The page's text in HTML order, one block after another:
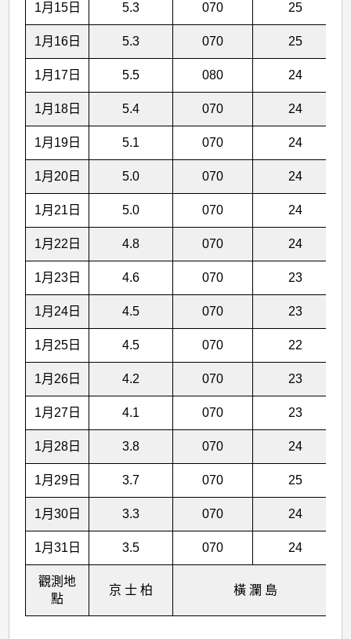
1月15日 5.3 070 25
1月16日 5.3 070 25
1月17日 5.5 080 24
1月18日 5.4 070 24
1月19日 5.1 070 24
1月20日 5.0 070 24
1月21日 5.0 070 24
1月22日 4.8 070 24
1月23日 4.6 070 23
1月24日 4.5 070 23
1月25日 4.5 070 22
1月26日 4.2 070 23
1月27日 4.1 070 23
1月28日 3.8 070 24
1月29日 3.7 070 25
1月30日 3.3 070 24
1月31日 3.5 070 24
觀測地
點
京 士 柏 橫 瀾 島